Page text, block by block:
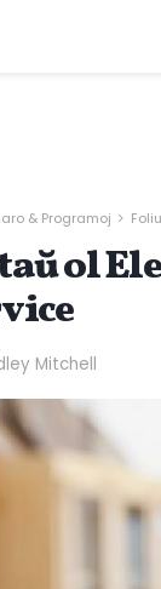
& Programoj
ol
Mitchell